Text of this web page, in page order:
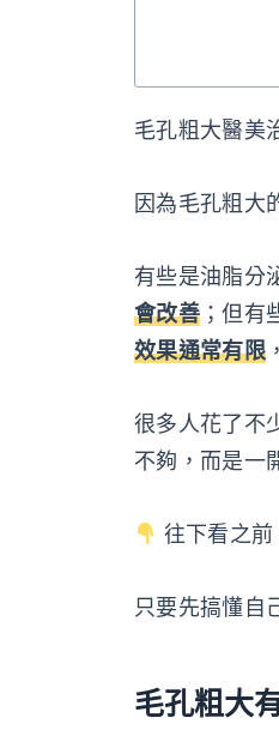
毛孔粗大醫美
因為毛孔粗大
有些是油脂分
會改善；但有
效果通常有限
很多人花了不
不夠，而是一
往下看之前
只要先搞懂自
毛孔粗大